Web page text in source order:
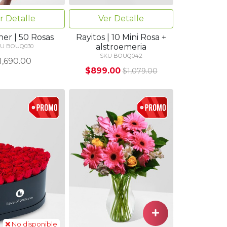
Detalle
| 50 Rosas
BOUQ030
Ver Detalle
Rayitos | 10 Mini Rosa +
alstroemeria
SKU BOUQ042
$899.00 $1,079.00
No disponible